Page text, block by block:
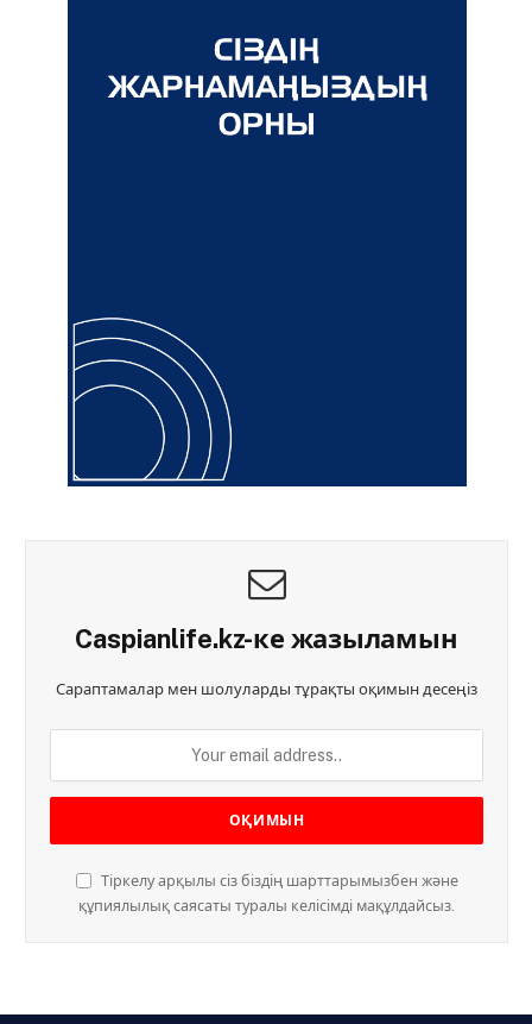
Caspianlife.kz-ке жазыламын
Сараптамалар мен шолуларды тұрақты оқимын десеңіз
Тіркелу арқылы сіз біздің шарттарымызбен және
құпиялылық саясаты туралы келісімді мақұлдайсыз.